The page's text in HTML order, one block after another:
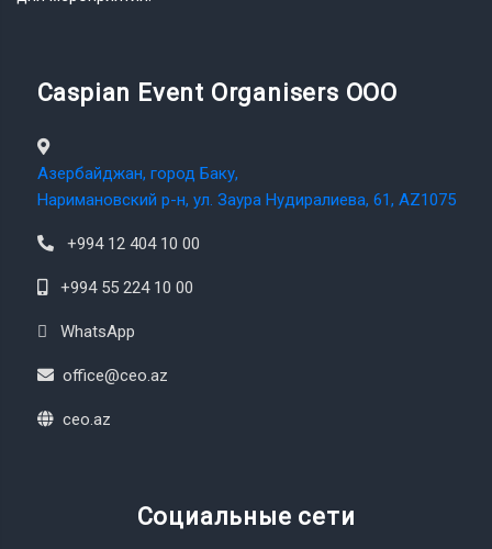
Caspian Event Organisers OOO
Азербайджан, город Баку,
Наримановский р-н, ул. Заура Нудиралиева, 61, AZ1075
+994 12 404 10 00
+994 55 224 10 00
WhatsApp
office@ceo.az
ceo.az
Социальные сети